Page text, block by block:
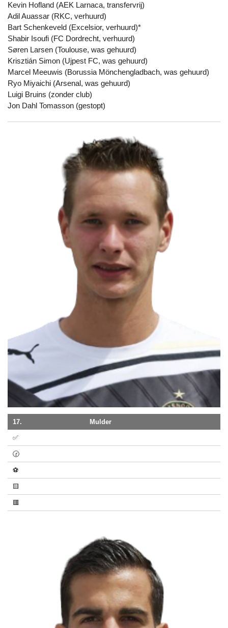
Kevin Hofland (AEK Larnaca, transfervrij)
Adil Auassar (RKC, verhuurd)
Bart Schenkeveld (Excelsior, verhuurd)*
Shabir Isoufi (FC Dordrecht, verhuurd)
Søren Larsen (Toulouse, was gehuurd)
Krisztián Simon (Ujpest FC, was gehuurd)
Marcel Meeuwis (Borussia Mönchengladbach, was gehuurd)
Ryo Miyaichi (Arsenal, was gehuurd)
Luigi Bruins (zonder club)
Jon Dahl Tomasson (gestopt)
17. Mulder
✅
🕝
⚽
🟨
🟥